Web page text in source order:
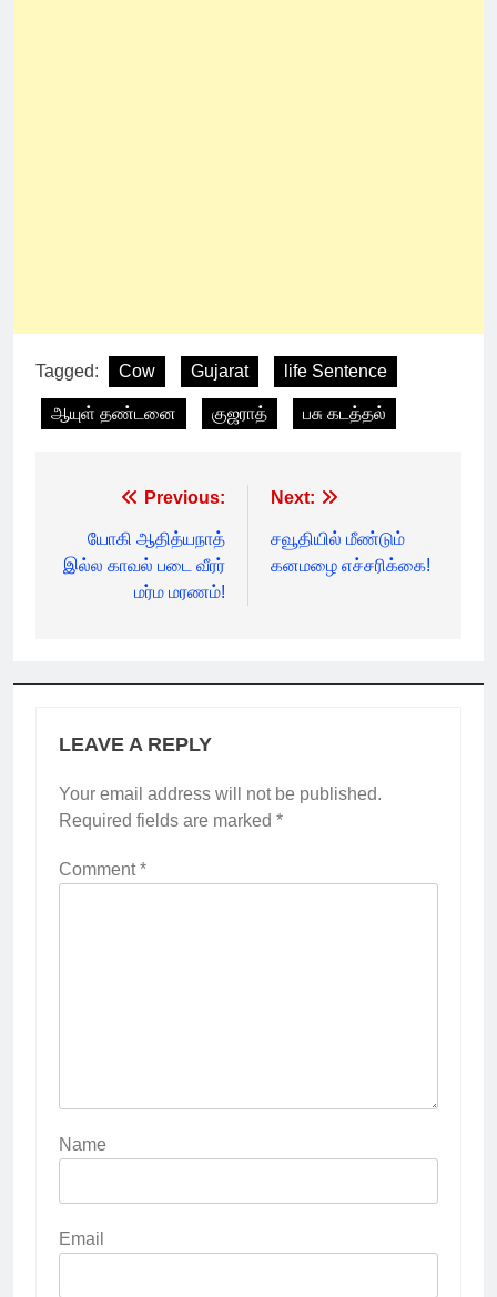
Tagged: Cow Gujarat life Sentence
ஆயுள் தண்டனை குஜராத் பசு கடத்தல்
navigation
Previous:
யோகி ஆதித்யநாத்
இல்ல காவல் படை வீரர்
மர்ம மரணம்!
Next:
சவூதியில் மீண்டும்
கனமழை எச்சரிக்கை!
LEAVE A REPLY
Your email address will not be published.
Required fields are marked *
Comment*
Name
Email